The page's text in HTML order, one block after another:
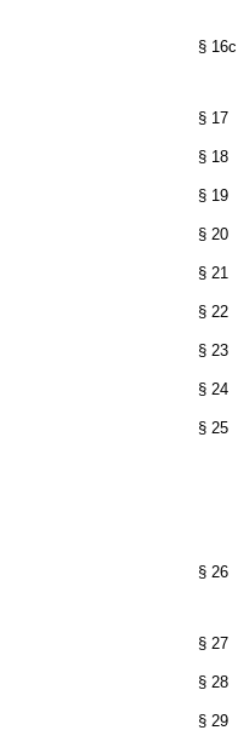
§ 16c
§ 17
§ 18
§ 19
§ 20
§ 21
§ 22
§ 23
§ 24
§ 25
§ 26
§ 27
§ 28
§ 29